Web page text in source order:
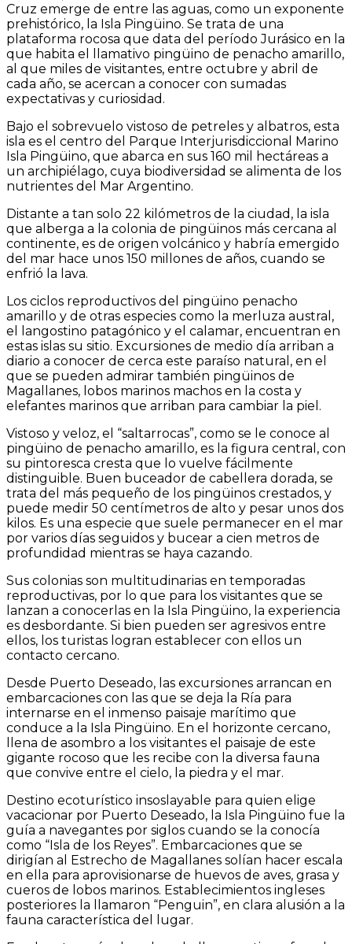
Cruz emerge de entre las aguas, como un exponente
prehistórico, la Isla Pingüino. Se trata de una
plataforma rocosa que data del período Jurásico en la
que habita el llamativo pingüino de penacho amarillo,
al que miles de visitantes, entre octubre y abril de
cada año, se acercan a conocer con sumadas
expectativas y curiosidad.
Bajo el sobrevuelo vistoso de petreles y albatros, esta
isla es el centro del Parque Interjurisdiccional Marino
Isla Pingüino, que abarca en sus 160 mil hectáreas a
un archipiélago, cuya biodiversidad se alimenta de los
nutrientes del Mar Argentino.
Distante a tan solo 22 kilómetros de la ciudad, la isla
que alberga a la colonia de pingüinos más cercana al
continente, es de origen volcánico y habría emergido
del mar hace unos 150 millones de años, cuando se
enfrió la lava.
Los ciclos reproductivos del pingüino penacho
amarillo y de otras especies como la merluza austral,
el langostino patagónico y el calamar, encuentran en
estas islas su sitio. Excursiones de medio día arriban a
diario a conocer de cerca este paraíso natural, en el
que se pueden admirar también pingüinos de
Magallanes, lobos marinos machos en la costa y
elefantes marinos que arriban para cambiar la piel.
Vistoso y veloz, el “saltarrocas”, como se le conoce al
pingüino de penacho amarillo, es la figura central, con
su pintoresca cresta que lo vuelve fácilmente
distinguible. Buen buceador de cabellera dorada, se
trata del más pequeño de los pingüinos crestados, y
puede medir 50 centímetros de alto y pesar unos dos
kilos. Es una especie que suele permanecer en el mar
por varios días seguidos y bucear a cien metros de
profundidad mientras se haya cazando.
Sus colonias son multitudinarias en temporadas
reproductivas, por lo que para los visitantes que se
lanzan a conocerlas en la Isla Pingüino, la experiencia
es desbordante. Si bien pueden ser agresivos entre
ellos, los turistas logran establecer con ellos un
contacto cercano.
Desde Puerto Deseado, las excursiones arrancan en
embarcaciones con las que se deja la Ría para
internarse en el inmenso paisaje marítimo que
conduce a la Isla Pingüino. En el horizonte cercano,
llena de asombro a los visitantes el paisaje de este
gigante rocoso que les recibe con la diversa fauna
que convive entre el cielo, la piedra y el mar.
Destino ecoturístico insoslayable para quien elige
vacacionar por Puerto Deseado, la Isla Pingüino fue la
guía a navegantes por siglos cuando se la conocía
como “Isla de los Reyes”. Embarcaciones que se
dirigían al Estrecho de Magallanes solían hacer escala
en ella para aprovisionarse de huevos de aves, grasa y
cueros de lobos marinos. Establecimientos ingleses
posteriores la llamaron “Penguin”, en clara alusión a la
fauna característica del lugar.